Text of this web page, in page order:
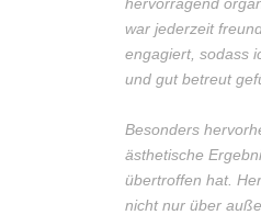
war jederzeit
engagiert, sodass
und gut betreut
Besonders
ästhetische
übertroffen hat.
nicht nur über